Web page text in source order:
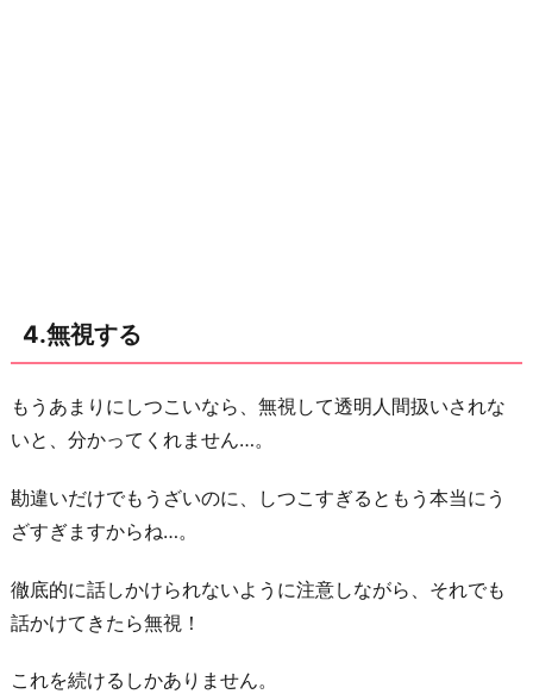
4.無視する
もうあまりにしつこいなら、無視して透明人間扱いされな
いと、分かってくれません…。
勘違いだけでもうざいのに、しつこすぎるともう本当にう
ざすぎますからね…。
徹底的に話しかけられないように注意しながら、それでも
話かけてきたら無視！
これを続けるしかありません。